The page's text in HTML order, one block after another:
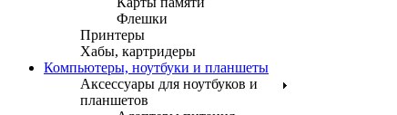
Флешки
Принтеры
Хабы, картридеры
Компьютеры, ноутбуки и планшеты
Аксессуары для ноутбуков и
планшетов